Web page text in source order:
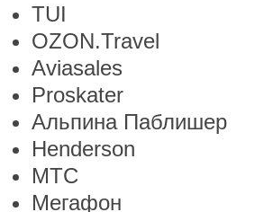
TUI
OZON.Travel
Aviasales
Proskater
Альпина Паблишер
Henderson
МТС
Мегафон